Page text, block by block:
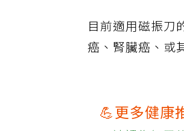
目前適用磁振刀
癌、腎臟癌、或
💪更多健康